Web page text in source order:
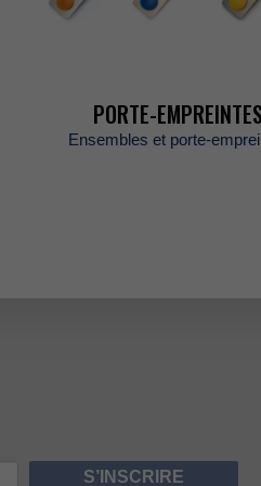
PORTE-
Ensemblesetporte-
S’INSCRIRE